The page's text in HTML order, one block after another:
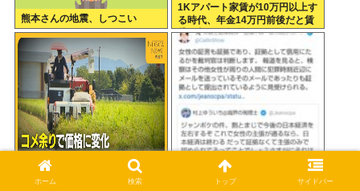
熊本さんの地震、しつこい
1Kアパート家賃が10万円以上す
る時代、年金14万円前後だと賃
貸の都民は無理じゃね？ 運転免
許もなく移住も無理じゃね？
コメ農家「今年は安くなりす
ぎ」「こんな値段じゃ米作りを
唐澤貴洋、ジャンポケ斎藤の件
で一般人と喧嘩
ホーム 検索 トップ サイドバー